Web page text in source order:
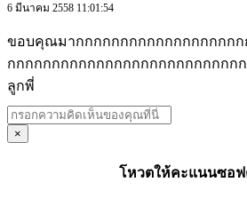
6 มีนาคม 2558 11:01:54
ขอบคุณมากกกกกกกกกกกกกกกกกก
กกกกกกกกกกกกกกกกกกกกกกกกกก
ลูกพี่
×
โหวตให้คะแนนซอฟ